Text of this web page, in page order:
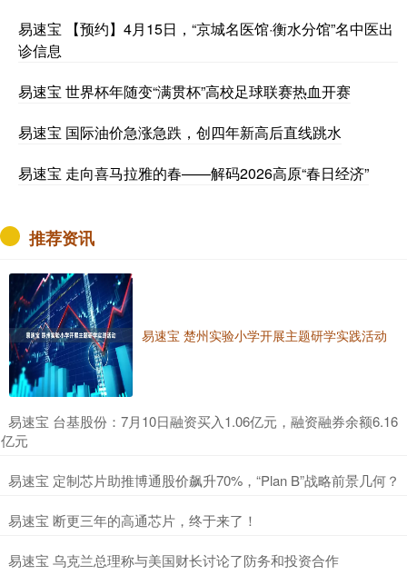
易速宝 【预约】4月15日，“京城名医馆·衡水分馆”名中医出
诊信息
易速宝 世界杯年随变“满贯杯”高校足球联赛热血开赛
易速宝 国际油价急涨急跌，创四年新高后直线跳水
易速宝 走向喜马拉雅的春——解码2026高原“春日经济”
推荐资讯
易速宝 楚州实验小学开展主题研学实践活动
​易速宝 台基股份：7月10日融资买入1.06亿元，融资融券余额6.16
亿元
​易速宝 定制芯片助推博通股价飙升70%，“Plan B”战略前景几何？
​易速宝 断更三年的高通芯片，终于来了！
​易速宝 乌克兰总理称与美国财长讨论了防务和投资合作